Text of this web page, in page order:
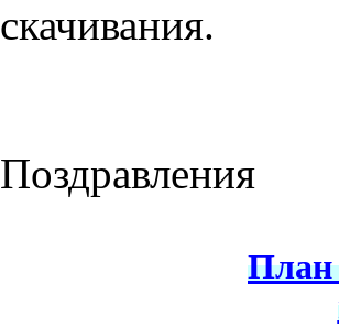
скачивания.
Поздравления
План